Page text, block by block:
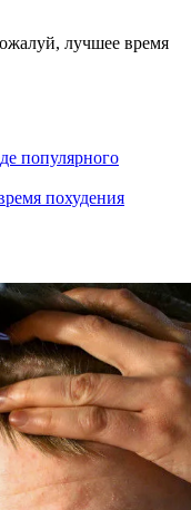
лучшее время
популярного
похудения